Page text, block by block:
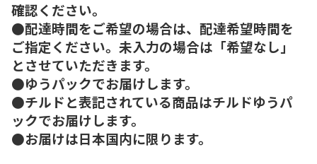
確認ください。
●配達時間をご希望の場合は、配達希望時間を
ご指定ください。未入力の場合は「希望なし」
とさせていただきます。
●ゆうパックでお届けします。
●チルドと表記されている商品はチルドゆうパ
ックでお届けします。
●お届けは日本国内に限ります。